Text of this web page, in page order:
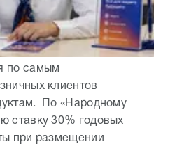
по самым
клиентов
По «Народному
ставку 30% годовых
при размещении